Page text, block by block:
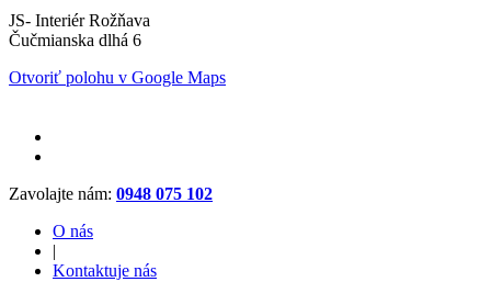
JS- Interiér Rožňava
Čučmianska dlhá 6
Otvoriť polohu v Google Maps
Zavolajte nám: 0948 075 102
O nás
|
Kontaktuje nás